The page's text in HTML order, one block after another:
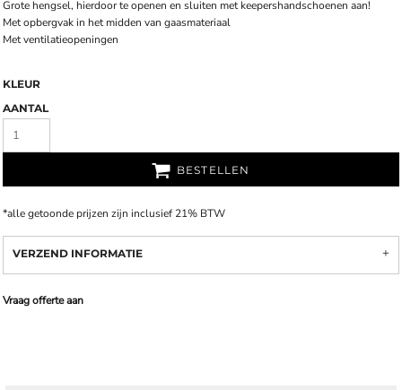
Grote hengsel, hierdoor te openen en sluiten met keepershandschoenen aan!
Met opbergvak in het midden van gaasmateriaal
Met ventilatieopeningen
KLEUR
AANTAL
BESTELLEN
*alle getoonde prijzen zijn inclusief 21% BTW
VERZEND INFORMATIE
Vraag offerte aan